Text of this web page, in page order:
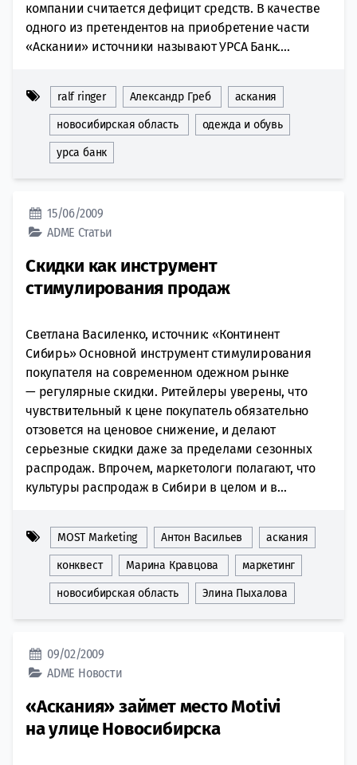
компании считается дефицит средств. В качестве
одного из претендентов на приобретение части
«Аскании» источники называют УРСА Банк....
ralf ringer Александр Греб аскания
новосибирская область одежда и обувь
урса банк
15/06/2009
ADME Статьи
Скидки как инструмент
стимулирования продаж
Светлана Василенко, источник: «Континент
Сибирь» Основной инструмент стимулирования
покупателя на современном одежном рынке
— регулярные скидки. Ритейлеры уверены, что
чувствительный к цене покупатель обязательно
отзовется на ценовое снижение, и делают
серьезные скидки даже за пределами сезонных
распродаж. Впрочем, маркетологи полагают, что
культуры распродаж в Сибири в целом и в...
MOST Marketing Антон Васильев аскания
конквест Марина Кравцова маркетинг
новосибирская область Элина Пыхалова
09/02/2009
ADME Новости
«Аскания» займет место Motivi
на улице Новосибирска